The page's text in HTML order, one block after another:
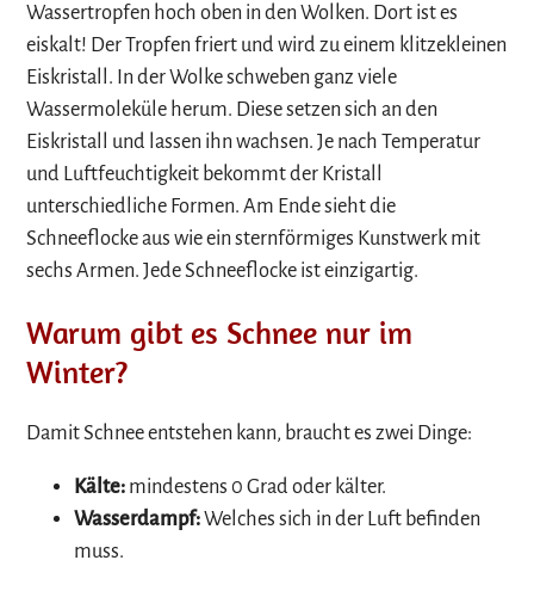
Wassertropfen hoch oben in den Wolken. Dort ist es
eiskalt! Der Tropfen friert und wird zu einem klitzekleinen
Eiskristall. In der Wolke schweben ganz viele
Wassermoleküle herum. Diese setzen sich an den
Eiskristall und lassen ihn wachsen. Je nach Temperatur
und Luftfeuchtigkeit bekommt der Kristall
unterschiedliche Formen. Am Ende sieht die
Schneeflocke aus wie ein sternförmiges Kunstwerk mit
sechs Armen. Jede Schneeflocke ist einzigartig.
Warum gibt es Schnee nur im
Winter?
Damit Schnee entstehen kann, braucht es zwei Dinge:
Kälte: mindestens 0 Grad oder kälter.
Wasserdampf:Welches sich in der Luft befinden
muss.